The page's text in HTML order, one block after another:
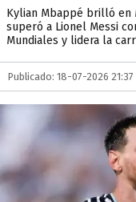
Kylian Mbappé brilló en
superó a Lionel Messi
Mundiales y lidera la
Publicado: 18-07-2026 21:37